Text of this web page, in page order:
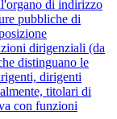
di indirizzo
pubbliche di
dirigenziali (da
distinguano le
dirigenti
titolari di
con funzioni